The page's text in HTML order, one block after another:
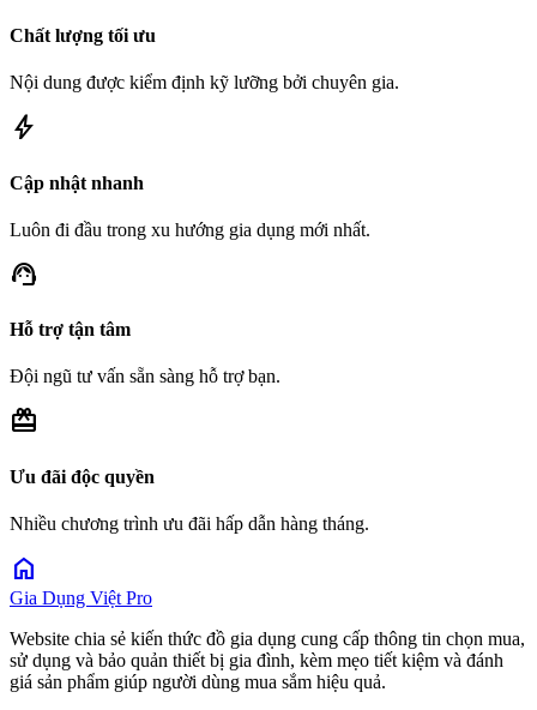
Chất lượng tối ưu
Nội dung được kiểm định kỹ lưỡng bởi chuyên gia.
bolt
Cập nhật nhanh
Luôn đi đầu trong xu hướng gia dụng mới nhất.
support_agent
Hỗ trợ tận tâm
Đội ngũ tư vấn sẵn sàng hỗ trợ bạn.
redeem
Ưu đãi độc quyền
Nhiều chương trình ưu đãi hấp dẫn hàng tháng.
home
Gia Dụng Việt Pro
Website chia sẻ kiến thức đồ gia dụng cung cấp thông tin chọn mua,
sử dụng và bảo quản thiết bị gia đình, kèm mẹo tiết kiệm và đánh
giá sản phẩm giúp người dùng mua sắm hiệu quả.